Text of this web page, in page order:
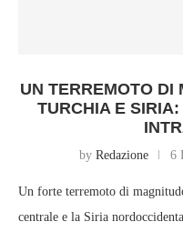
UN TERREMOTO DI
TURCHIA E
by Redazione 6
Un forte terremoto di
centrale e la Siria